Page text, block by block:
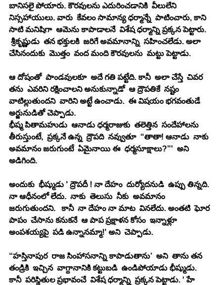
బానిసలై పోయారు. కౌరవులను ఎదురించడానికి  వీలులేని
నిస్సహాయులు. వారు  కేవలం సామాన్య ధర్మాన్నే  పాటించారు, కాని
సాటి మనిషిగా  ఆమెను కాపాడాలనే  విశేష ధర్మాన్ని ప్రక్కన పెట్టారు.
శ్రీకృష్ణుడు  తన భక్తులకి  జరిగే అవమానాన్ని  సహించలేడు. అలా
చేసినందుకు  మొత్తం  వంద మంది కౌరవులను  మట్టు పెట్టాడు.
ఆ దోషంతో  పాండవులకూ  అదే గతి పట్టేది. కానీ  అలా చేస్తే  చివర
తను  ఎవరిని రక్షించాలని అనుకున్నాడో  ఆ ద్రౌపతికే  నష్టం
వాటిల్లుతుందని  వారిని అట్టే ఉంచాడు.  ఈ విషయం భగవంతుడే
అర్జునుడితో చెప్పాడు.
భీష్మ పితామహుడు  ఆనాడు ధర్మరాజుకు  తలెత్తిన  సందేహాలను
తీరుస్తుంటే,  ప్రక్కనే ఉన్న  ద్రౌపది  నవ్వుతూ  “తాతా! ఆనాడు  నాకు
అవమానం జరుగుంటే  ఏమైనాయి ఈ  ధర్మసూక్షాలు?”'  అని
అడిగింది.
అందుకు  భీష్ముడు ' ద్రౌపదీ ! నా దేహం  దుర్యోదనుడి  ఉప్పు తిన్నది.
నా ఆధీనంలో లేదు.  నాకు  తెలుసు  నీకు  అవమానం
జరుగుతుందని.   కానీ  నా దేహం నా మాట  వినలేదు. అంతటి  ఘోర
పాపం  చేసాను కనుకనే  ఆ పాప ప్రక్షాళన కోసం  ఇన్నాళ్లూ
అంపశయ్యపై  పడి ఉన్నానమ్మా!' అని  చెప్పాడు.
“హస్తినాపుర  రాజ సింహాసనాన్ని కాపాడుతాను’  అని  తాను తన
తండ్రికి  ఇచ్చిన  వాగ్దానానికి కట్టుబడి  ఉండిపోయాడు భీష్ముడు.
కానీ  పరిస్థితుల ప్రభావంచే  విశేష ధర్మాన్ని  ప్రక్కన పెట్టాడు. ' హే